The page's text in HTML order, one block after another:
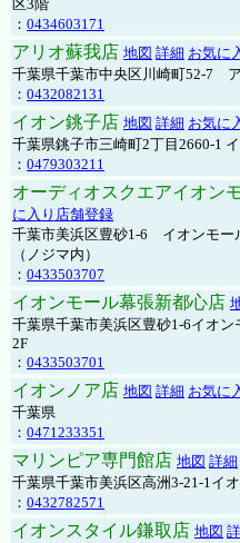
区3階
： 0434603171
アリオ蘇我店 地図 詳細 お気に
千葉県千葉市中央区川崎町52-7
： 0432082131
イオン銚子店 地図 詳細 お気に
千葉県銚子市三崎町2丁目2660-1
： 0479303211
オーディオスクエアイオン
に入り店舗登録
千葉市美浜区豊砂1-6 イオンモ
（ノジマ内）
： 0433503707
イオンモール幕張新都心店
千葉県千葉市美浜区豊砂1-6イオ
2F
： 0433503701
イオンノア店 地図 詳細 お気に
千葉県
： 0471233351
マリンピア専門館店 地図 詳細
千葉県千葉市美浜区高洲3-21-1イ
： 0432782571
イオンスタイル鎌取店 地図